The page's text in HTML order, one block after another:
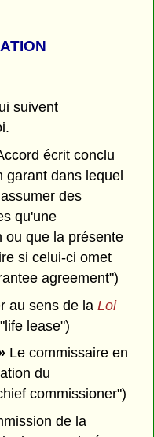
suivent
écrit conclu
garant dans lequel
des
qu'une
ou que la présente
si celui-ci omet
agreement")
au sens de la Loi
lease")
Le commissaire en
du
commissioner")
de la